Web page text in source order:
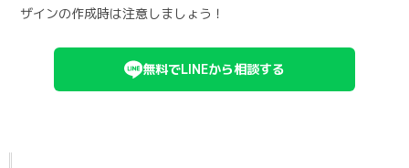
ザインの作成時は注意しましょう！
無料でLINEから相談する